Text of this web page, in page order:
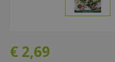
€ 2,69